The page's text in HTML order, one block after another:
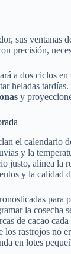
sus ventanas
precisión,
a dos ciclos en
heladas tardías.
y
el calendario
y la
justo, alinea la
y la calidad
para
la cosecha
de cacao
los rastrojos no
en lotes